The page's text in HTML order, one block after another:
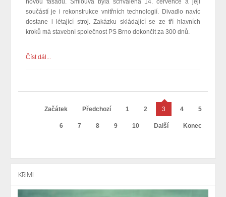
novou fasádu. Smlouva byla schválena 14. července a její
součástí je i rekonstrukce vnitřních technologií. Divadlo navíc
dostane i létající stroj. Zakázku skládající se ze tří hlavních
kroků má stavební společnost PS Brno dokončit za 300 dnů.
Číst dál...
Začátek Předchozí 1 2 3 4 5
6 7 8 9 10 Další Konec
KRIMI